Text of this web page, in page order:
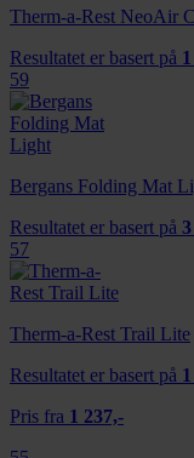
Therm-a-Rest NeoAir
Resultatet er basert på 1
59
Bergans Folding Mat
Resultatet er basert på 3
57
Therm-a-Rest Trail Lite
Resultatet er basert på 1
Pris fra 1 237,-